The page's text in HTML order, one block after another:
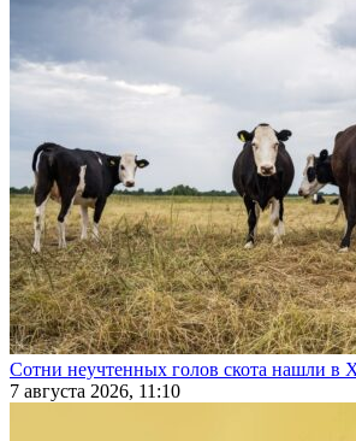
Сотни неучтенных голов скота нашли в
7 августа 2026, 11:10